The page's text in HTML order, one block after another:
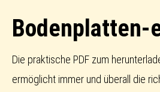
Bodenplatten-
Die praktische PDF zum
ermöglicht immer und überall die